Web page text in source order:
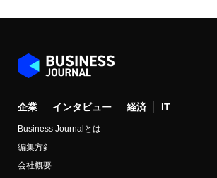
企業 インタビュー 経済 IT
Business Journalとは
編集方針
会社概要